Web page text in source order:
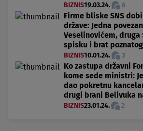
BIZNIS19.03.24. 6
Firme bliske SNS
države: Jedna
Veselinovićem, druga
spisku i brat
BIZNIS10.01.24. 3
Ko zastupa državni
kome sede ministri:
dao pokretnu
drugi brani Belivuka
BIZNIS23.01.24. 2